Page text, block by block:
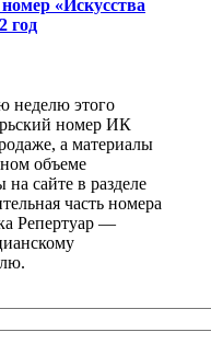
«Искусства
год
неделю этого
номер ИК
а материалы
объеме
на сайте в разделе
часть номера
Репертуар —